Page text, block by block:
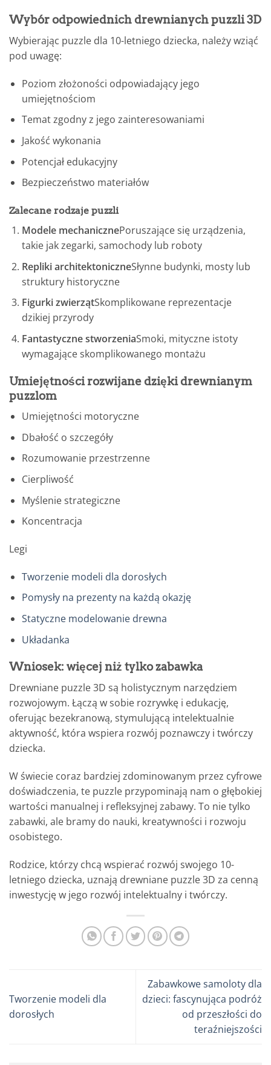
Wybór odpowiednich drewnianych puzzli 3D
Wybierając puzzle dla 10-letniego dziecka, należy wziąć
pod uwagę:
Poziom złożoności odpowiadający jego
umiejętnościom
Temat zgodny z jego zainteresowaniami
Jakość wykonania
Potencjał edukacyjny
Bezpieczeństwo materiałów
Zalecane rodzaje puzzli
Modele mechanicznePoruszające się urządzenia,
takie jak zegarki, samochody lub roboty
Repliki architektoniczneSłynne budynki, mosty lub
struktury historyczne
Figurki zwierzątSkomplikowane reprezentacje
dzikiej przyrody
Fantastyczne stworzeniaSmoki, mityczne istoty
wymagające skomplikowanego montażu
Umiejętności rozwijane dzięki drewnianym
puzzlom
Umiejętności motoryczne
Dbałość o szczegóły
Rozumowanie przestrzenne
Cierpliwość
Myślenie strategiczne
Koncentracja
Legi
Tworzenie modeli dla dorosłych
Pomysły na prezenty na każdą okazję
Statyczne modelowanie drewna
Układanka
Wniosek: więcej niż tylko zabawka
Drewniane puzzle 3D są holistycznym narzędziem
rozwojowym. Łączą w sobie rozrywkę i edukację,
oferując bezekranową, stymulującą intelektualnie
aktywność, która wspiera rozwój poznawczy i twórczy
dziecka.
W świecie coraz bardziej zdominowanym przez cyfrowe
doświadczenia, te puzzle przypominają nam o głębokiej
wartości manualnej i refleksyjnej zabawy. To nie tylko
zabawki, ale bramy do nauki, kreatywności i rozwoju
osobistego.
Rodzice, którzy chcą wspierać rozwój swojego 10-
letniego dziecka, uznają drewniane puzzle 3D za cenną
inwestycję w jego rozwój intelektualny i twórczy.
Tworzenie modeli dla
dorosłych
Zabawkowe samoloty dla
dzieci: fascynująca podróż
od przeszłości do
teraźniejszości